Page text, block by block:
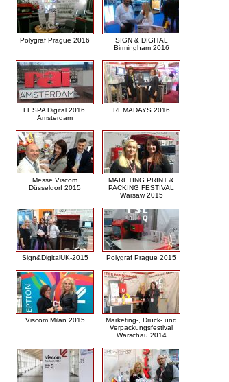
Polygraf Prague 2016
SIGN & DIGITAL
Birmingham 2016
FESPA Digital 2016,
Amsterdam
REMADAYS 2016
Messe Viscom
Düsseldorf 2015
MARETING PRINT &
PACKING FESTIVAL
Warsaw 2015
Sign&DigitalUK-2015 Polygraf Prague 2015
Viscom Milan 2015
Marketing-, Druck- und
Verpackungsfestival
Warschau 2014